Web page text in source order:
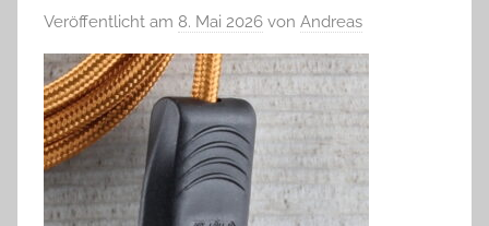
Veröffentlicht am 8. Mai 2026 von Andreas